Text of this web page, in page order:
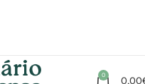
0 0,00